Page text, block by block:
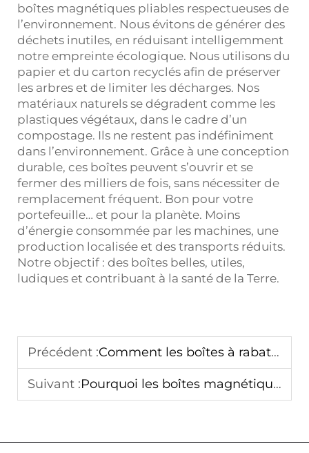
boîtes magnétiques pliables respectueuses de
l’environnement. Nous évitons de générer des
déchets inutiles, en réduisant intelligemment
notre empreinte écologique. Nous utilisons du
papier et du carton recyclés afin de préserver
les arbres et de limiter les décharges. Nos
matériaux naturels se dégradent comme les
plastiques végétaux, dans le cadre d’un
compostage. Ils ne restent pas indéfiniment
dans l’environnement. Grâce à une conception
durable, ces boîtes peuvent s’ouvrir et se
fermer des milliers de fois, sans nécessiter de
remplacement fréquent. Bon pour votre
portefeuille… et pour la planète. Moins
d’énergie consommée par les machines, une
production localisée et des transports réduits.
Notre objectif : des boîtes belles, utiles,
ludiques et contribuant à la santé de la Terre.
Précédent :Comment les boîtes à rabat magnétiques rehaussent-elles l’expérience de l’emballage de luxe
Suivant :Pourquoi les boîtes magnétiques à rabat sont tendance dans l’emballage cadeau haut de gamme